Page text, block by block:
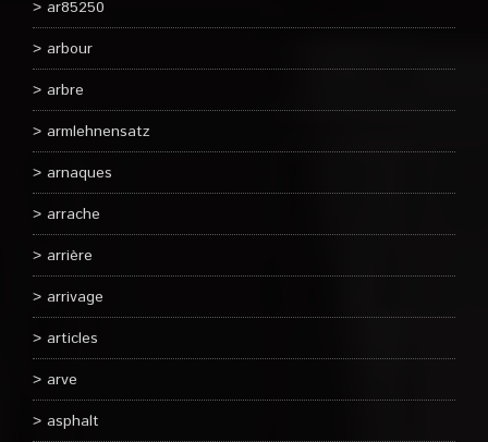
ar85250
arbour
arbre
armlehnensatz
arnaques
arrache
arrière
arrivage
articles
arve
asphalt